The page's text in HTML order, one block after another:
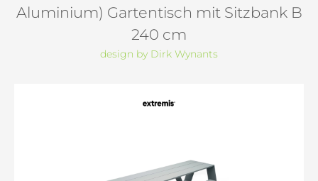
Aluminium) Gartentisch mit Sitzbank B
240 cm
design by Dirk Wynants